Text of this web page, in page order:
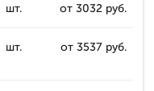
шт. от 3032 руб.
шт. от 3537 руб.